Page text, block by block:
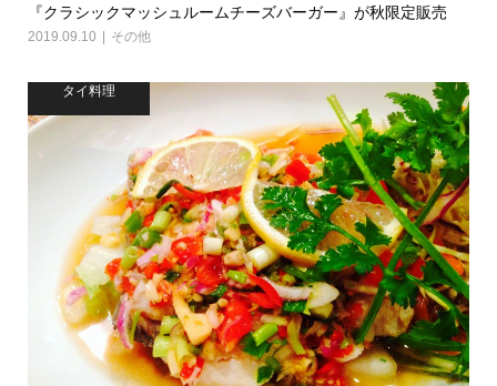
『クラシックマッシュルームチーズバーガー』が秋限定販売
2019.09.10 その他
タイ料理